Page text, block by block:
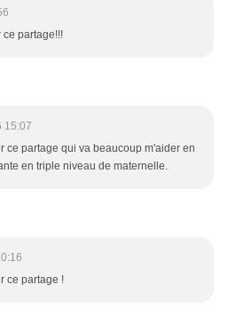
ce partage!!!
15:07
ce partage qui va beaucoup m'aider en
en triple niveau de maternelle.
ce partage !